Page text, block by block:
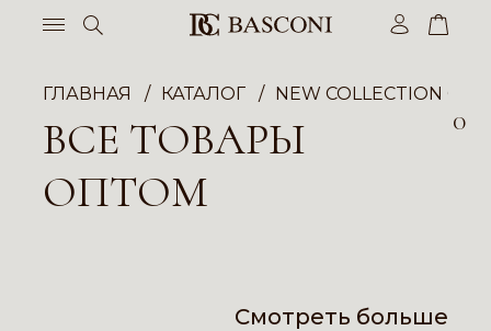
ГЛАВНАЯ КАТАЛОГ NEW COLLECTION
ВСЕ ТОВАРЫ
ОПТОМ
0
Смотреть больше